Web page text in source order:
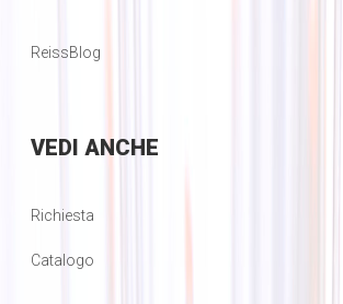
ReissBlog
VEDI ANCHE
Richiesta
Catalogo